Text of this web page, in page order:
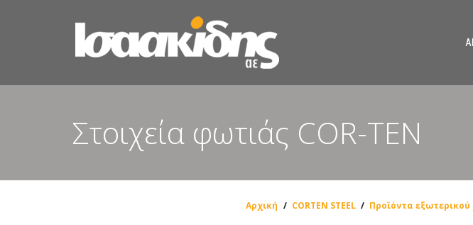
Στοιχεία φωτιάς COR-TEN
Αρχική / CORTEN STEEL / Προϊόντα εξωτερικού